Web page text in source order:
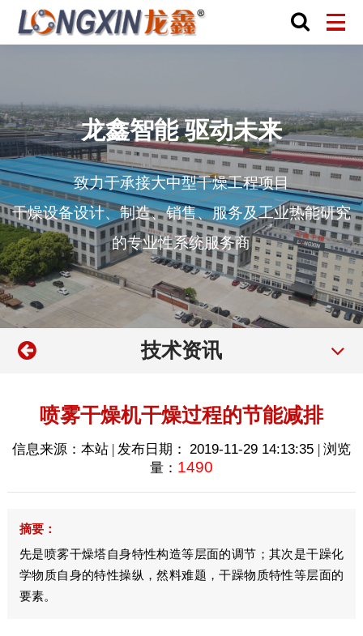
龙鑫智能 驱动未来
致力于承接大中型干燥工程项目
干燥设备设计、制造、销售、服务及工业热能研究
的专业性系统服务商
技术资讯
喷雾干燥机干燥过程的节能减排
信息来源：本站 | 发布日期： 2019-11-29 14:13:35 | 浏览
量： 1490
摘要：
先是喷雾干燥塔自身特性构造等层面的调节；其次是干躁化
学物质自身的特性操纵，然料难题，干躁物质特性等层面的
要素。